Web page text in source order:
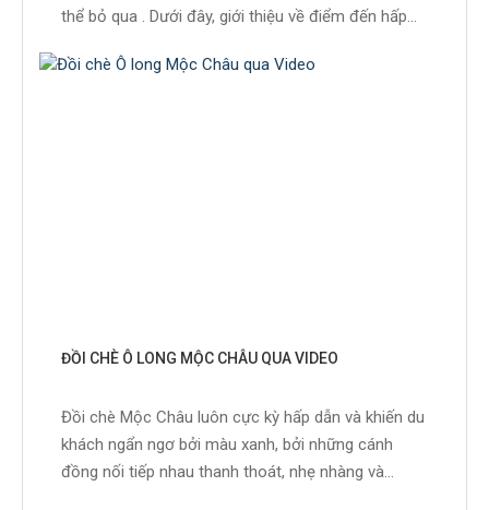
thể bỏ qua . Dưới đây, giới thiệu về điểm đến hấp...
ĐỒI CHÈ Ô LONG MỘC CHÂU QUA VIDEO
Đồi chè Mộc Châu luôn cực kỳ hấp dẫn và khiến du
khách ngẩn ngơ bởi màu xanh, bởi những cánh
đồng nối tiếp nhau thanh thoát, nhẹ nhàng và...